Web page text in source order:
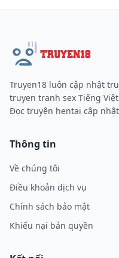
Truyen18 luôn cập nhật
truyen tranh sex Tiếng
Đọc truyện hentai cập
Thông tin
Về chúng tôi
Điều khoản dịch vụ
Chính sách bảo mật
Khiếu nại bản quyền